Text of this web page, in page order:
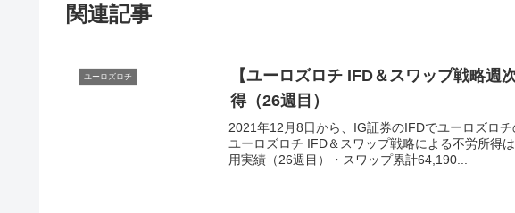
関連記事
ユーロズロチ
【ユーロズロチ IFD＆スワップ戦略
得（26週目）
2021年12月8日から、IG証券のIFDでユーロズロ
ユーロズロチ IFD＆スワップ戦略による不労所得
用実績（26週目）・スワップ累計64,190...